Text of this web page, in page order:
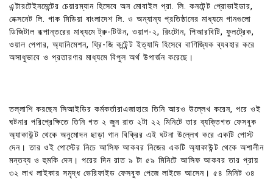
এন্টারটেইনমেন্টের চেয়ারম্যান হিসেবে অন মোবাইল প্রা. লি. কনটেন্ট প্রোভাইডার,
নেক্সনেট লি. গাক মিডিয়া বাংলাদেশ লি. ও অন্যান্য প্রতিষ্ঠানের মাধ্যমে গানগুলো
ডিজিটাল রূপান্তরের মাধ্যমে ট্রু-টিউন, ওয়াপ-২, রিংটোন, পিআরবিটি, ফুলট্রেক,
ওয়াল পেপার, অ্যানিমেশন, থ্রি-জি কন্টেন্ট ইত্যাদি হিসেবে বাণিজ্যিক ব্যবহার করে
অসাধুভাবে ও প্রতারণার মাধ্যমে বিপুল অর্থ উপার্জন করেছে।
তল্লাশি করছেন সিআইডির কর্মকর্তারাএজাহারে তিনি আরও উল্লেখ করেন, পরে ওই
ঘটনার পরিপ্রেক্ষিতে তিনি গত ২ জুন রাত ২টা ২২ মিনিটে তার ব্যক্তিগত ফেসবুক
অ্যাকাউন্ট থেকে অনুমোদন ছাড়া গান বিক্রির এই ঘটনা উল্লেখ করে একটি পোস্ট
দেন। তার ওই পোস্টের নিচে আসিফ আকবর নিজের একটি অ্যাকাউন্ট থেকে অশালীন
মন্তব্য ও হুমকি দেন। পরের দিন রাত ৯ টা ৫৯ মিনিটে আসিফ আকবর তার প্রায়
৩২ লাখ লাইকার সমৃদ্ধ ভেরিফাইড ফেসবুক পেজে লাইভে আসেন। ৫৪ মিনিট ৩৪